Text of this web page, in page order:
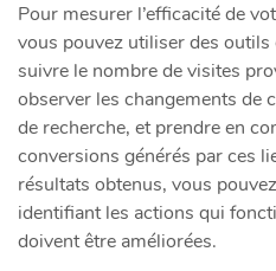
Pour mesurer l’efficacité de
vous pouvez utiliser des outils
suivre le nombre de visites
observer les changements de
de recherche, et prendre en
conversions générés par ces
résultats obtenus, vous
identifiant les actions qui
doivent être améliorées.